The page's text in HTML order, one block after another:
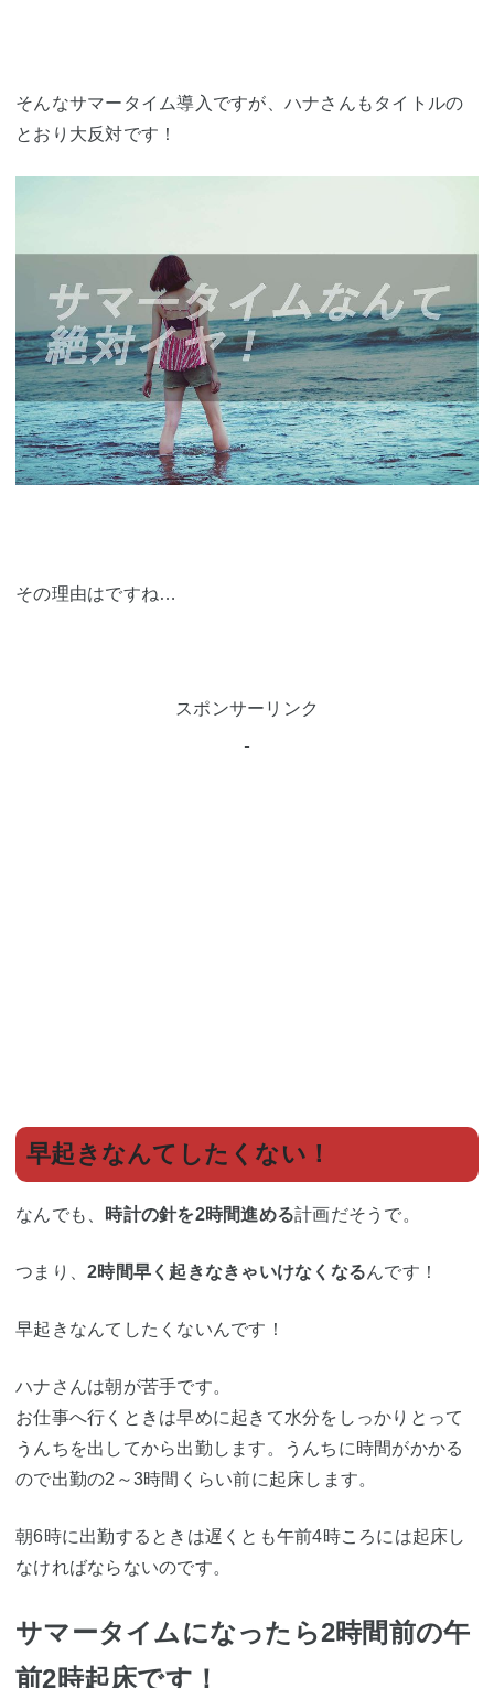
そんなサマータイム導入ですが、ハナさんもタイトルの
とおり大反対です！
その理由はですね…
スポンサーリンク
早起きなんてしたくない！
なんでも、 時計の針を2時間進める計画だそうで。
つまり、 2時間早く起きなきゃいけなくなるんです！
早起きなんてしたくないんです！
ハナさんは朝が苦手です。
お仕事へ行くときは早めに起きて水分をしっかりとって
うんちを出してから出勤します。うんちに時間がかかる
ので出勤の2～3時間くらい前に起床します。
朝6時に出勤するときは遅くとも午前4時ころには起床し
なければならないのです。
サマータイムになったら2時間前の午
前2時起床です！